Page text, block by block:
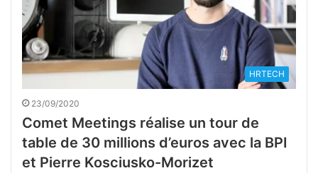
HRTECH
23/09/2020
Comet Meetings réalise un tour de
table de 30 millions d’euros avec la BPI
et Pierre Kosciusko-Morizet